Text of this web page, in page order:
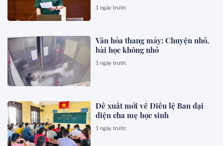
1 ngày trước
Văn hóa thang máy: Chuyện nhỏ,
bài học không nhỏ
1 ngày trước
Đề xuất mới về Điều lệ Ban đại
diện cha mẹ học sinh
1 ngày trước